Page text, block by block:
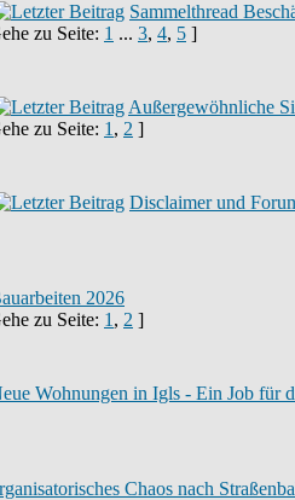
Sammelthread
zu Seite: 1 ... 3, 4, 5 ]
Außergewöhnliche
zu Seite: 1 , 2 ]
Disclaimer und
2026
zu Seite: 1 , 2 ]
Wohnungen in Igls - Ein Job für
Chaos nach